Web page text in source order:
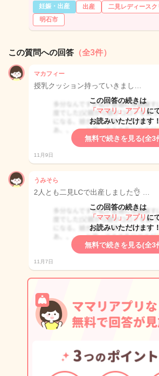
妊娠・出産 出産
二見レディースク
明石市
この質問への回答 （全3件）
マカフィー
授乳クッション持っていきまし…
この回答の続きは
「ママリ」アプリ に
お読みいただけます！
無料で続きを見る(全3
11月9日
うみそら
2人とも二見LCで出産しました👌 …
この回答の続きは
「ママリ」アプリ に
お読みいただけます！
無料で続きを見る(全3
11月7日